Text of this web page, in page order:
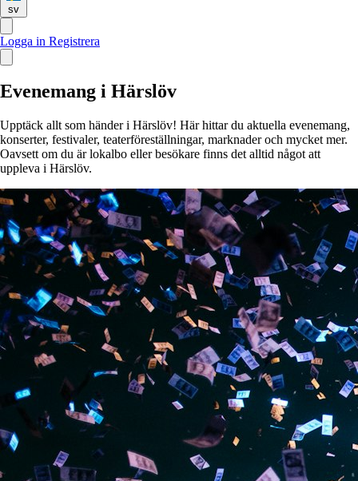
sv
Logga in Registrera
Evenemang i Härslöv
Upptäck allt som händer i Härslöv! Här hittar du aktuella evenemang,
konserter, festivaler, teaterföreställningar, marknader och mycket mer.
Oavsett om du är lokalbo eller besökare finns det alltid något att
uppleva i Härslöv.